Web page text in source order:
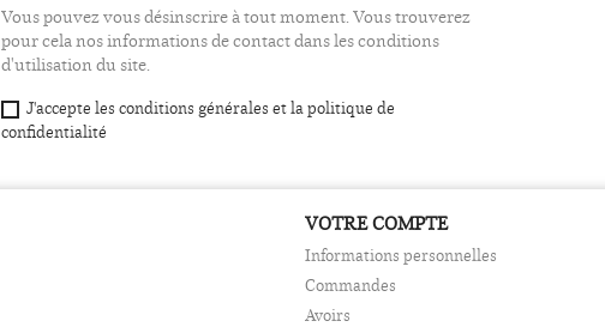
Vous pouvez vous désinscrire à tout moment. Vous trouverez
pour cela nos informations de contact dans les conditions
d'utilisation du site.
J'accepte les conditions générales et la politique de
confidentialité
VOTRE COMPTE
Informations personnelles
Commandes
Avoirs